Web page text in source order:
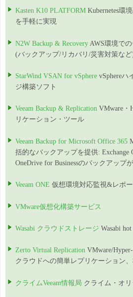
Kasten K10 PLATFORM Kubernetes環
を手軽に実現
N2W Backup & Recovery AWS環境で
(バックアップ/リカバリ/災害対策など
StarWind VSAN for vSphere vSphereハ
ジ構築ソフト
Veeam Backup & Replication VMware・
リケーション・ツール
Veeam Backup for Microsoft Office 365
括的なバックアップを提供: Exchange
OneDrive for Businessのバックアップ
Veeam ONE 仮想環境対応監視&レポ
VMware仮想化構築サービス
Wasabi クラウドストレージ Wasabi
Zerto Virtual Replication VMware/
クラウドへの簡単レプリケーション
クライムVeeam情報局 クライム・オリ